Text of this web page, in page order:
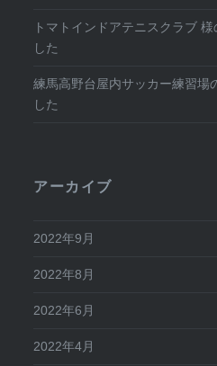
トマトインドアテニスクラブ
した
練馬高野台屋内サッカー練習場
した
アーカイブ
2022年9月
2022年8月
2022年6月
2022年4月